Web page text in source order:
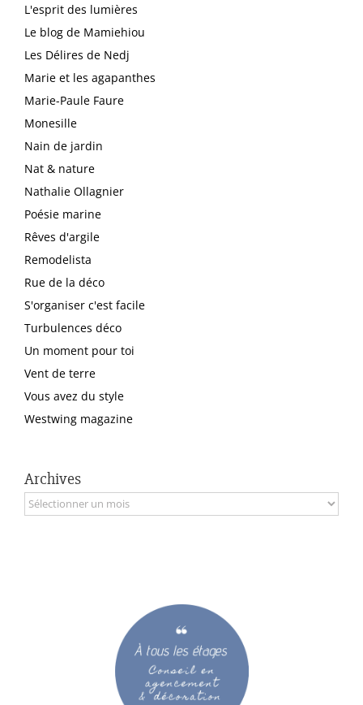
L'esprit des lumières
Le blog de Mamiehiou
Les Délires de Nedj
Marie et les agapanthes
Marie-Paule Faure
Monesille
Nain de jardin
Nat & nature
Nathalie Ollagnier
Poésie marine
Rêves d'argile
Remodelista
Rue de la déco
S'organiser c'est facile
Turbulences déco
Un moment pour toi
Vent de terre
Vous avez du style
Westwing magazine
Archives
Archives